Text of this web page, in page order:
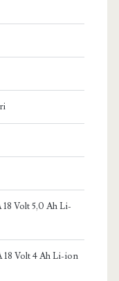
Volt 5,0 Ah Li-
Volt 4 Ah Li-ion